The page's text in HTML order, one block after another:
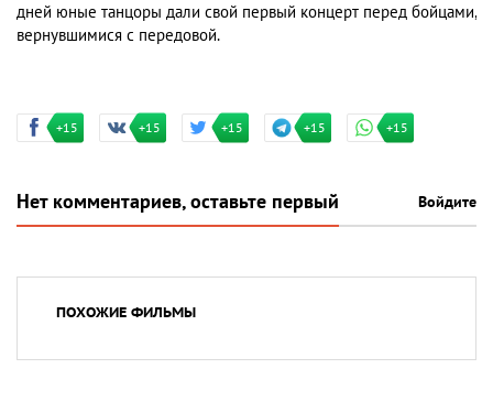
дней юные танцоры дали свой первый концерт перед бойцами,
вернувшимися с передовой.
+15 +15 +15 +15 +15
Нет комментариев, оставьте первый Войдите
ПОХОЖИЕ ФИЛЬМЫ